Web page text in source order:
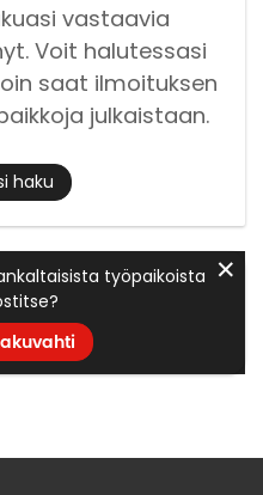
vastaavia
Voit halutessasi
saat ilmoituksen
julkaistaan.
haku
työpaikoista ✕